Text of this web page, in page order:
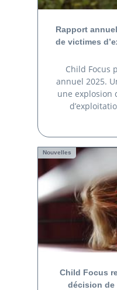
Rapport
de victimes
Child Focus
annuel 2025.
une explosion
Nouvelles
Child Focus
décision de